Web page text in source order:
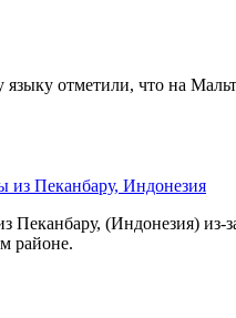
отметили, что на
Пеканбару, (Индонезия) из-
районе.